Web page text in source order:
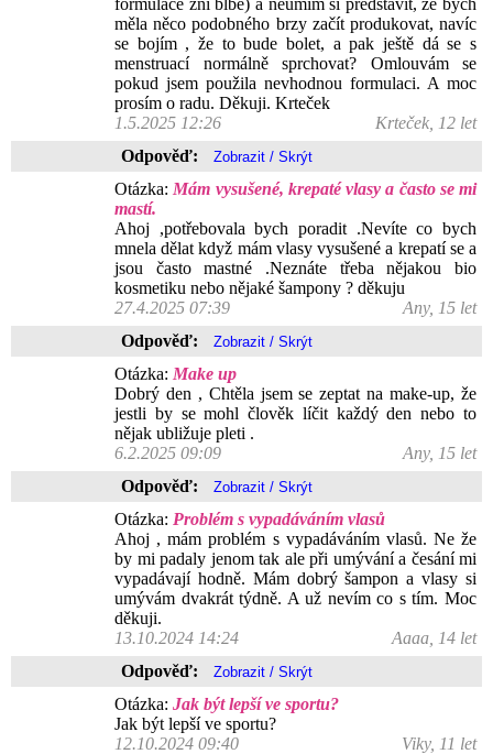
formulace zní blbě) a neumím si představit, že bych
měla něco podobného brzy začít produkovat, navíc
se bojím , že to bude bolet, a pak ještě dá se s
menstruací normálně sprchovat? Omlouvám se
pokud jsem použila nevhodnou formulaci. A moc
prosím o radu. Děkuji. Krteček
1.5.2025 12:26
Krteček, 12 let
Odpověď:
Otázka: Mám vysušené, krepaté vlasy a často se mi
mastí.
Ahoj ,potřebovala bych poradit .Nevíte co bych
mnela dělat když mám vlasy vysušené a krepatí se a
jsou často mastné .Neznáte třeba nějakou bio
kosmetiku nebo nějaké šampony ? děkuju
27.4.2025 07:39
Any, 15 let
Odpověď:
Otázka: Make up
Dobrý den , Chtěla jsem se zeptat na make-up, že
jestli by se mohl člověk líčit každý den nebo to
nějak ubližuje pleti .
6.2.2025 09:09
Any, 15 let
Odpověď:
Otázka: Problém s vypadáváním vlasů
Ahoj , mám problém s vypadáváním vlasů. Ne že
by mi padaly jenom tak ale při umývání a česání mi
vypadávají hodně. Mám dobrý šampon a vlasy si
umývám dvakrát týdně. A už nevím co s tím. Moc
děkuji.
13.10.2024 14:24
Aaaa, 14 let
Odpověď:
Otázka: Jak být lepší ve sportu?
Jak být lepší ve sportu?
12.10.2024 09:40
Viky, 11 let